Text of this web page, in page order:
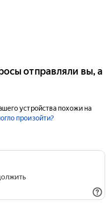
отправляли вы, а
устройства похожи на
произойти?